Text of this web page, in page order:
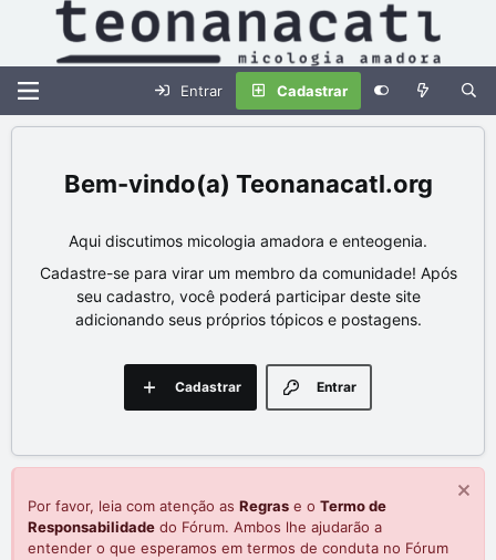
Entrar Cadastrar
Teonanacatl.org
Aqui discutimos micologia amadora e enteogenia.
Cadastre-se para virar um membro da comunidade! Após
seu cadastro, você poderá participar deste site
adicionando seus próprios tópicos e postagens.
Entrar
Cadastrar
Por favor, leia com atenção as Regras e o Termo de
Responsabilidade do Fórum. Ambos lhe ajudarão a
entender o que esperamos em termos de conduta no Fórum